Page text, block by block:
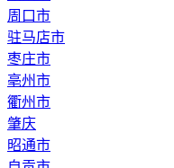
周口市
驻马店市
枣庄市
亳州市
衢州市
肇庆
昭通市